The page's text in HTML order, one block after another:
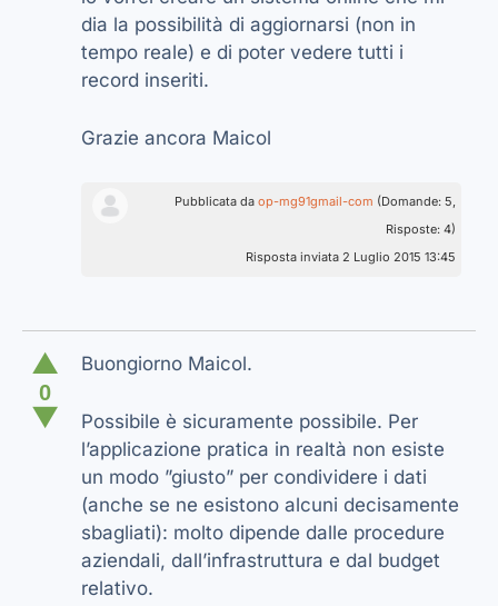
dia la possibilità di aggiornarsi (non in
tempo reale) e di poter vedere tutti i
record inseriti.
Grazie ancora Maicol
Pubblicata da op-mg91gmail-com (Domande: 5,
Risposte: 4)
Risposta inviata 2 Luglio 2015 13:45
▲
0
▼
Buongiorno Maicol.
Possibile è sicuramente possibile. Per
l’applicazione pratica in realtà non esiste
un modo ”giusto” per condividere i dati
(anche se ne esistono alcuni decisamente
sbagliati): molto dipende dalle procedure
aziendali, dall’infrastruttura e dal budget
relativo.